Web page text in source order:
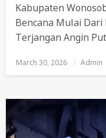
Kabupaten
Bencana Mulai
Terjangan Angin
Posted
March 30, 2026 Admin